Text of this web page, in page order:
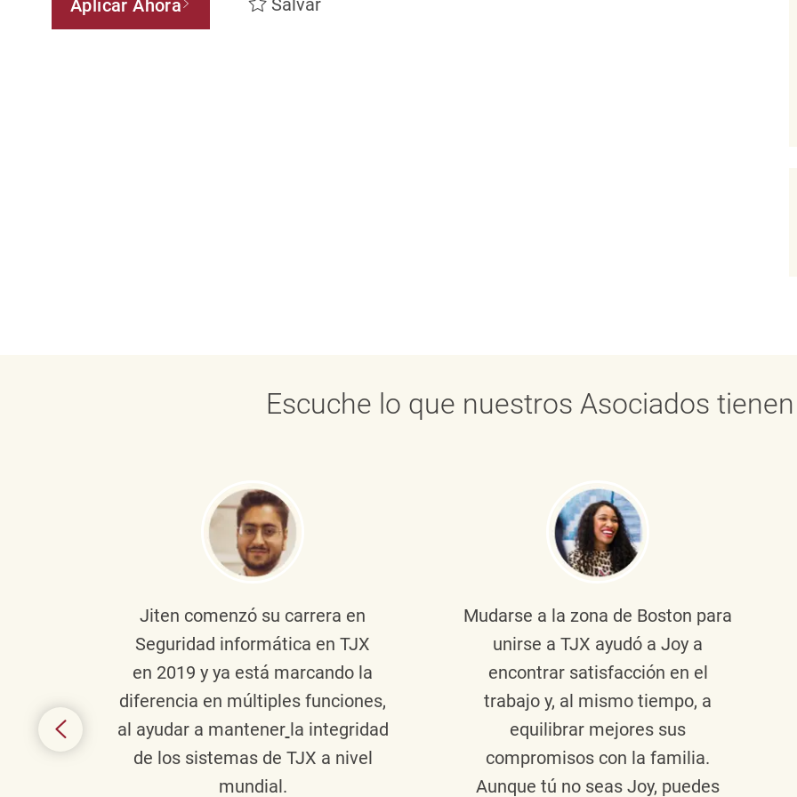
Aplicar Ahora Salvar
Escuche lo que nuestros Asociados
Jiten comenzó su carrera en
Seguridad informática en TJX
en 2019 y ya está marcando la
diferencia en múltiples funciones,
al ayudar a mantener la integridad
de los sistemas de TJX a nivel
mundial.
Mudarse a la zona de Boston para
unirse a TJX ayudó a Joy a
encontrar satisfacción en el
trabajo y, al mismo tiempo, a
equilibrar mejores sus
compromisos con la familia.
Aunque tú no seas Joy, puedes